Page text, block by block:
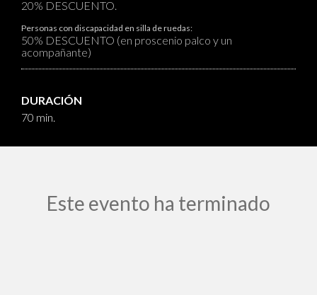
20% DESCUENTO.
Personas con discapacidad en silla de ruedas:
50% DESCUENTO (en proscenio palco y un
acompañante)
DURACIÓN
70 min.
Este evento ha terminado